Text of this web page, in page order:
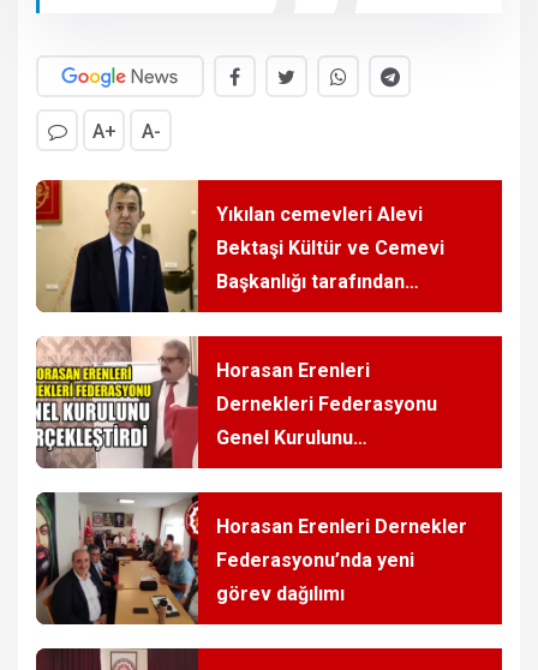
A+ A-
Yıkılan cemevleri Alevi
Bektaşi Kültür ve Cemevi
Başkanlığı tarafından
yeniden inşa edilecek
Horasan Erenleri
Dernekleri Federasyonu
Genel Kurulunu
gerçekleştirdi
Horasan Erenleri Dernekler
Federasyonu’nda yeni
görev dağılımı